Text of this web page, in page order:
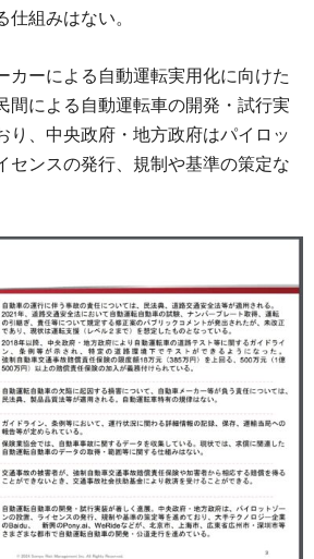
組みはない。
カーによる自動運転実用化に向けた
間による自動運転車の開発・試行実
り、中央政府・地方政府はパイロッ
センスの発行、規制や基準の策定な